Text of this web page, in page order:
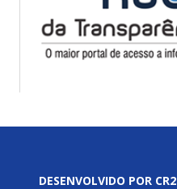
DESENVOLVIDO POR CR2